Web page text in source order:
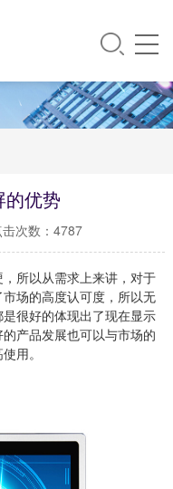
的优势
击次数：4787
所以从需求上来讲，对于
场的高度认可度，所以无
很好的体现出了现在显示
产品发展也可以与市场的
用。